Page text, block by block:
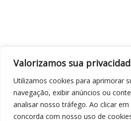
Valorizamos sua
Utilizamos cookies para aprimorar
navegação, exibir anúncios ou
analisar nosso tráfego. Ao clicar em
concorda com nosso uso de